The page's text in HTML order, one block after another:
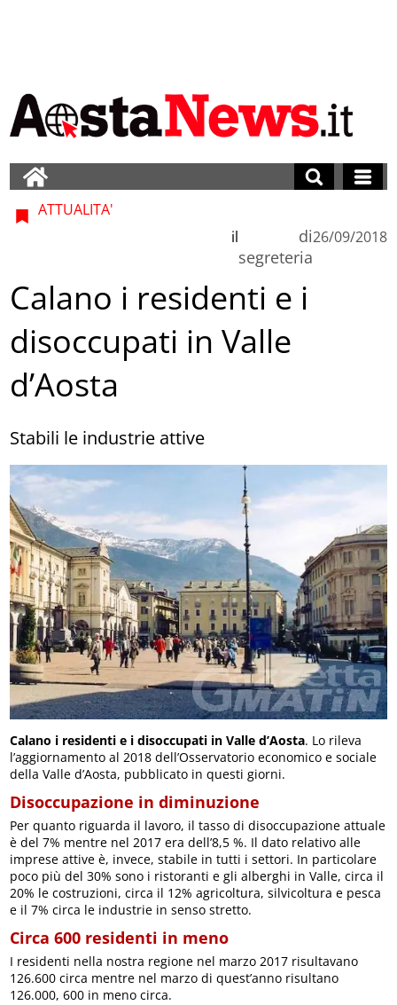
ATTUALITA'
di
segreteria
il 26/09/2018
Calano i residenti e i
disoccupati in Valle
d’Aosta
Stabili le industrie attive
Calano i residenti e i disoccupati in Valle d’Aosta. Lo rileva
l’aggiornamento al 2018 dell’Osservatorio economico e sociale
della Valle d’Aosta, pubblicato in questi giorni.
Disoccupazione in diminuzione
Per quanto riguarda il lavoro, il tasso di disoccupazione attuale
è del 7% mentre nel 2017 era dell’8,5 %. Il dato relativo alle
imprese attive è, invece, stabile in tutti i settori. In particolare
poco più del 30% sono i ristoranti e gli alberghi in Valle, circa il
20% le costruzioni, circa il 12% agricoltura, silvicoltura e pesca
e il 7% circa le industrie in senso stretto.
Circa 600 residenti in meno
I residenti nella nostra regione nel marzo 2017 risultavano
126.600 circa mentre nel marzo di quest’anno risultano
126.000, 600 in meno circa.